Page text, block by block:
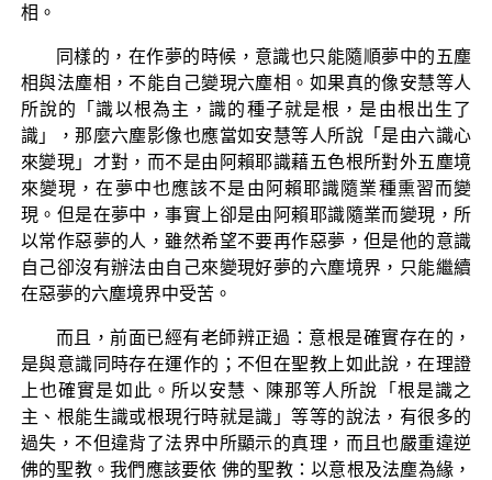
相。
同樣的，在作夢的時候，意識也只能隨順夢中的五塵
相與法塵相，不能自己變現六塵相。如果真的像安慧等人
所說的「識以根為主，識的種子就是根，是由根出生了
識」，那麼六塵影像也應當如安慧等人所說「是由六識心
來變現」才對，而不是由阿賴耶識藉五色根所對外五塵境
來變現，在夢中也應該不是由阿賴耶識隨業種熏習而變
現。但是在夢中，事實上卻是由阿賴耶識隨業而變現，所
以常作惡夢的人，雖然希望不要再作惡夢，但是他的意識
自己卻沒有辦法由自己來變現好夢的六塵境界，只能繼續
在惡夢的六塵境界中受苦。
而且，前面已經有老師辨正過：意根是確實存在的，
是與意識同時存在運作的；不但在聖教上如此說，在理證
上也確實是如此。所以安慧、陳那等人所說「根是識之
主、根能生識或根現行時就是識」等等的說法，有很多的
過失，不但違背了法界中所顯示的真理，而且也嚴重違逆
佛的聖教。我們應該要依 佛的聖教：以意根及法塵為緣，